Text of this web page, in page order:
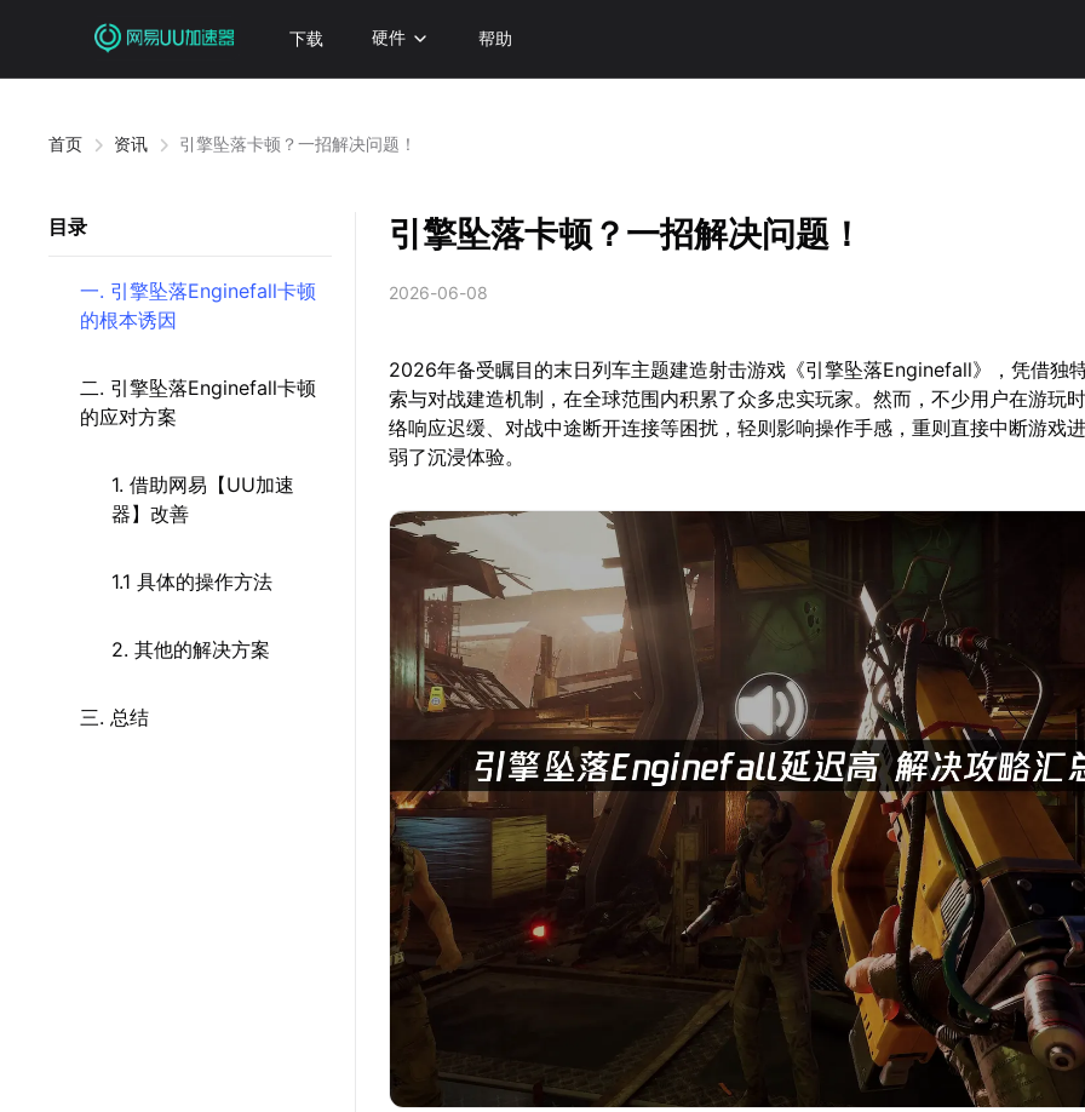
下载 硬件 帮助
首页 资讯 引擎坠落卡顿？一招解决问题！
目录
一. 引擎坠落Enginefall卡顿
的根本诱因
二. 引擎坠落Enginefall卡顿
的应对方案
1. 借助网易【UU加速
器】改善
1.1 具体的操作方法
2. 其他的解决方案
三. 总结
引擎坠落卡顿？一招解决问题！
2026-06-08
2026年备受瞩目的末日列车主题建造射击游戏《引擎坠落Enginefall》，凭借独
索与对战建造机制，在全球范围内积累了众多忠实玩家。然而，不少用户在游玩
络响应迟缓、对战中途断开连接等困扰，轻则影响操作手感，重则直接中断游戏
弱了沉浸体验。